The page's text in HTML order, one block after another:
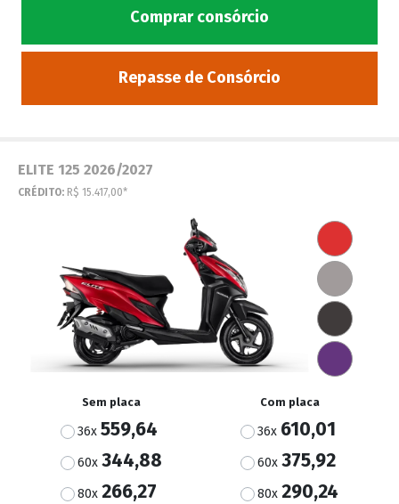
Comprar consórcio
Repasse de Consórcio
ELITE 125 2026/2027
CRÉDITO: R$ 15.417,00*
Sem placa
36x559,64
60x344,88
80x 266,27
Com placa
36x 610,01
60x375,92
80x 290,24